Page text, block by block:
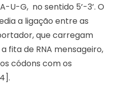
U-G, no sentido 5’-3’. O
a ligação entre as
que carregam
fita de RNA mensageiro,
códons com os